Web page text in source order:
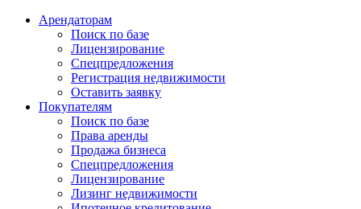
Арендаторам
Поиск по базе
Лицензирование
Спецпредложения
Регистрация недвижимости
Оставить заявку
Покупателям
Поиск по базе
Права аренды
Продажа бизнеса
Спецпредложения
Лицензирование
Лизинг недвижимости